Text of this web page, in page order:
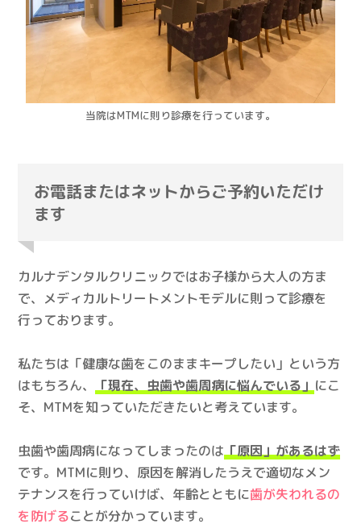
当院はMTMに則り診療を行っています。
お電話またはネットからご予約いただけ
ます
カルナデンタルクリニックではお子様から大人の方ま
で、メディカルトリートメントモデルに則って診療を
行っております。
私たちは「健康な歯をこのままキープしたい」という方
はもちろん、「現在、虫歯や歯周病に悩んでいる」にこ
そ、MTMを知っていただきたいと考えています。
虫歯や歯周病になってしまったのは「原因」があるはず
です。MTMに則り、原因を解消したうえで適切なメン
テナンスを行っていけば、年齢とともに歯が失われるの
を防げることが分かっています。